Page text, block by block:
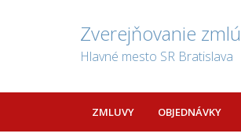
Zverejňovanie
Hlavné mesto SR Bratislava
ZMLUVY OBJEDNÁVKY